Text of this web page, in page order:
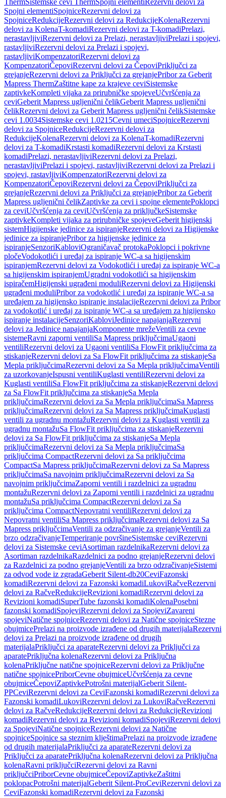
ThermSistemske cevi ThermSpojni elementi Rezervni delovi za
Spojni elementiSpojniceRezervni delovi za
SpojniceRedukcijeRezervni delovi za RedukcijeKolenaRezervni
delovi za KolenaT-komadiRezervni delovi za T-komadiPrelazi,
nerastavljiviRezervni delovi za Prelazi, nerastavljiviPrelazi i spojevi,
rastavljiviRezervni delovi za Prelazi i spojevi,
rastavljiviKompenzatoriRezervni delovi za
KompenzatoriČepoviRezervni delovi za ČepoviPriključci za
grejanjeRezervni delovi za Priključci za grejanjePribor za Geberit
Mapress ThermZaštitne kape za krajeve ceviSistemske
zaptivkeKompleti vijaka za prirubničke spojeveUčvršćenja za
ceviGeberit Mapress ugljenični čelikGeberit Mapress ugljenični
čelikRezervni delovi za Geberit Mapress ugljenični čelikSistemske
cevi 1.0034Sistemske cevi 1.0215Cevni umeciSpojniceRezervni
delovi za SpojniceRedukcijeRezervni delovi za
RedukcijeKolenaRezervni delovi za KolenaT-komadiRezervni
delovi za T-komadiKrstasti komadiRezervni delovi za Krstasti
komadiPrelazi, nerastavljiviRezervni delovi za Prelazi,
nerastavljiviPrelazi i spojevi, rastavljiviRezervni delovi za Prelazi i
spojevi, rastavljiviKompenzatoriRezervni delovi za
KompenzatoriČepoviRezervni delovi za ČepoviPriključci za
grejanjeRezervni delovi za Priključci za grejanjePribor za Geberit
Mapress ugljenični čelikZaptivke za cevi i spojne elementePoklopci
za ceviUčvršćenja za ceviUčvršćenja za priključkeSistemske
zaptivkeKompleti vijaka za prirubničke spojeveGeberit higijenski
sistemHigijenske jedinice za ispiranjeRezervni delovi za Higijenske
jedinice za ispiranjePribor za higijenske jedinice za
ispiranjeSenzoriKabloviOgraničavač protokaPoklopci i pokrivne
pločeVodokotlići i uređaj za ispiranje WC-a sa higijenskim
ispiranjemRezervni delovi za Vodokotlići i uređaj za ispiranje WC-a
sa higijenskim ispiranjemUgradni vodokotlići sa higijenskim
ispiračemHigijenski ugrađeni moduliRezervni delovi za Higijenski
ugrađeni moduliPribor za vodokotlić i uređaj za ispiranje WC-a sa
uređajem za higijensko ispiranje instalacijeRezervni delovi za Pribor
za vodokotlić i uređaj za ispiranje WC-a sa uređajem za higijensko
ispiranje instalacijeSenzoriKabloviJedinice napajanjaRezervni
delovi za Jedinice napajanjaKomponente mrežeVentili za cevne
sistemeRavni zaporni ventiliSa Mapress priključcimaUgaoni
ventiliRezervni delovi za Ugaoni ventiliSa FlowFit priključcima za
stiskanjeRezervni delovi za Sa FlowFit priključcima za stiskanjeSa
Mepla priključcimaRezervni delovi za Sa Mepla priključcimaVentili
za uzorkovanjeIspusni ventiliKuglasti ventiliRezervni delovi za
Kuglasti ventiliSa FlowFit priključcima za stiskanjeRezervni delovi
za Sa FlowFit priključcima za stiskanjeSa Mepla
priključcimaRezervni delovi za Sa Mepla priključcimaSa Mapress
priključcimaRezervni delovi za Sa Mapress priključcimaKuglasti
ventili za ugradnu montažuRezervni delovi za Kuglasti ventili za
ugradnu montažuSa FlowFit priključcima za stiskanjeRezervni
delovi za Sa FlowFit priključcima za stiskanjeSa Mepla
priključcimaRezervni delovi za Sa Mepla priključcimaSa
priključcima CompactRezervni delovi za Sa priključcima
CompactSa Mapress priključcimaRezervni delovi za Sa Mapress
priključcimaSa navojnim priključcimaRezervni delovi za Sa
navojnim priključcimaZaporni ventili i razdelnici za ugradnu
montažuRezervni delovi za Zaporni ventili i razdelnici za ugradnu
montažuSa priključcima CompactRezervni delovi za Sa
priključcima CompactNepovratni ventiliRezervni delovi za
Nepovratni ventiliSa Mapress priključcimaRezervni delovi za Sa
Mapress priključcimaVentili za odzračivanje za grejanjeVentili za
brzo odzračivanjeTemperiranje površineSistemske ceviRezervni
delovi za Sistemske ceviAsortiman razdelnikaRezervni delovi za
Asortiman razdelnikaRazdelnici za podno grejanjeRezervni delovi
za Razdelnici za podno grejanjeVentili za brzo odzračivanjeSistemi
za odvod vode iz zgradaGeberit Silent-db20CeviFazonski
komadiRezervni delovi za Fazonski komadiLukoviRačveRezervni
delovi za RačveRedukcijeRevizioni komadiRezervni delovi za
Revizioni komadiSuperTube fazonski komadiKolenaPosebni
fazonski komadiSpojeviRezervni delovi za SpojeviZavareni
spojeviNatične spojniceRezervni delovi za Natične spojniceStezne
obujmicePrelazi na proizvode izrađene od drugih materijalaRezervni
delovi za Prelazi na proizvode izrađene od drugih
materijalaPriključci za aparateRezervni delovi za Priključci za
aparatePriključna kolenaRezervni delovi za Priključna
kolenaPriključne natične spojniceRezervni delovi za Priključne
natične spojnicePriborCevne obujmiceUčvršćenja za cevne
obujmiceČepoviZaptivkePotrošni materijalGeberit Silent-
PPCeviRezervni delovi za CeviFazonski komadiRezervni delovi za
Fazonski komadiLukoviRezervni delovi za LukoviRačveRezervni
delovi za RačveRedukcijeRezervni delovi za RedukcijeRevizioni
komadiRezervni delovi za Revizioni komadiSpojeviRezervni delovi
za SpojeviNatične spojniceRezervni delovi za Natične
spojniceSpojnice sa steznim klještimaPrelazi na proizvode izrađene
od drugih materijalaPriključci za aparateRezervni delovi za
Priključci za aparatePriključna kolenaRezervni delovi za Priključna
kolenaRavni priključciRezervni delovi za Ravni
priključciPriborCevne obujmiceČepoviZaptivkeZaštitni
poklopacPotrošni materijalGeberit Silent-ProCeviRezervni delovi za
CeviFazonski komadiRezervni delovi za Fazonski